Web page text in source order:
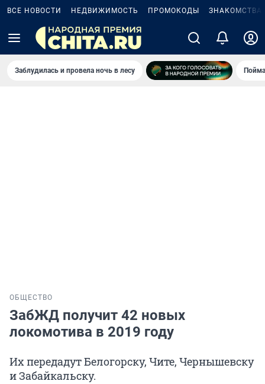
ВСЕ НОВОСТИ НЕДВИЖИМОСТЬ ПРОМОКОДЫ ЗНАКОМСТВА
Заблудилась и провела ночь в лесу
ОБЩЕСТВО
ЗабЖД получит 42 новых
локомотива в 2019 году
Их передадут Белогорску, Чите, Чернышевску
и Забайкальску.